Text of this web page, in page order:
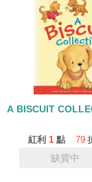
A BISCUIT
紅利 1 點 79
缺貨中